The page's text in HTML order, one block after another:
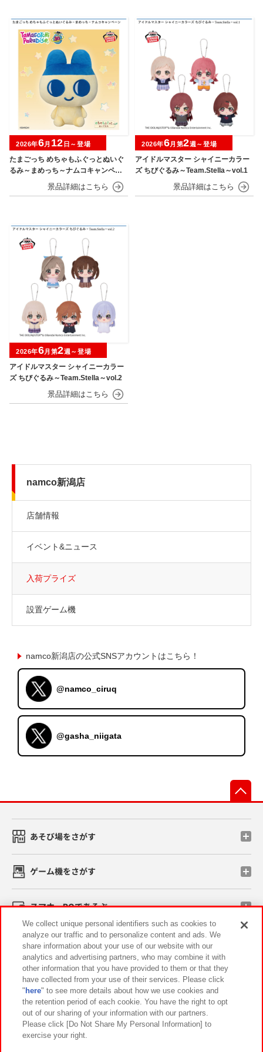
たまごっち めちゃもふぐっとぬいぐ
るみ～まめっち～ナムコキャンペー
2026年6月 12 日～登場
アイドルマスター シャイニーカラー
ズ ちびぐるみ～Team.Stella～vol.1
2026年6月第2週～登場
アイドルマスター シャイニーカラー
ズ ちびぐるみ～Team.Stella～vol.2
2026年6月第2週～登場
namco新潟店
店舗情報
イベント&ニュース
入荷プライズ
設置ゲーム機
namco新潟店の公式SNSアカウントはこちら！
@namco_ciruq
@gasha_niigata
あそび場をさがす
ゲーム機をさがす
スマホ・PCであそぶ
イベント・キャンペーン
関連会社 サステナビリティ サイトポリシー
プライバシーポリシー ウェブアクセシビリティ方針と検証結果
お取引先さまとともに
We collect unique personal identifiers such as cookies to
analyze our traffic and to personalize content and ads. We
share information about your use of our website with our
analytics and advertising partners, who may combine it with
other information that you have provided to them or that they
have collected from your use of their services. Please click
" here" to see more details about how we use cookies and
the retention period of each cookie. You have the right to opt
out of our sharing of your information with our partners.
Please click [Do Not Share My Personal Information] to
exercise your right.